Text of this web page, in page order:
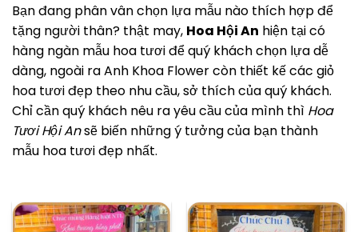
Bạn đang phân vân chọn lựa mẫu nào thích hợp để
tặng người thân? thật may, Hoa Hội An hiện tại có
hàng ngàn mẫu hoa tươi để quý khách chọn lựa dễ
dàng, ngoài ra Anh Khoa Flower còn thiết kế các giỏ
hoa tươi đẹp theo nhu cầu, sở thích của quý khách.
Chỉ cần quý khách nêu ra yêu cầu của mình thì Hoa
Tươi Hội Ansẽ biến những ý tưởng của bạn thành
mẫu hoa tươi đẹp nhất.